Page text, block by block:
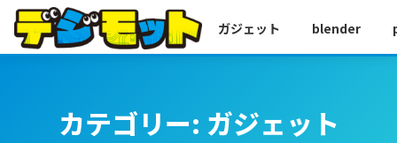
ガジェット blender
カテゴリー: ガジェット